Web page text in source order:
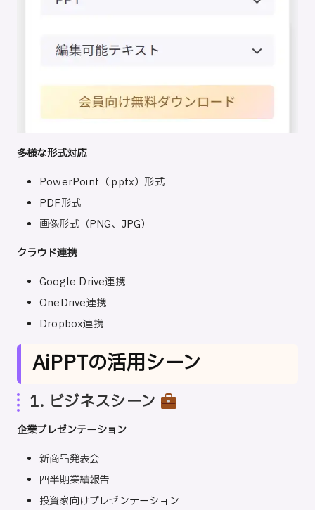
多様な形式対応
PowerPoint（.pptx）形式
PDF形式
画像形式（PNG、JPG）
クラウド連携
Google Drive連携
OneDrive連携
Dropbox連携
AiPPTの活用シーン
1. ビジネスシーン
企業プレゼンテーション
新商品発表会
四半期業績報告
投資家向けプレゼンテーション